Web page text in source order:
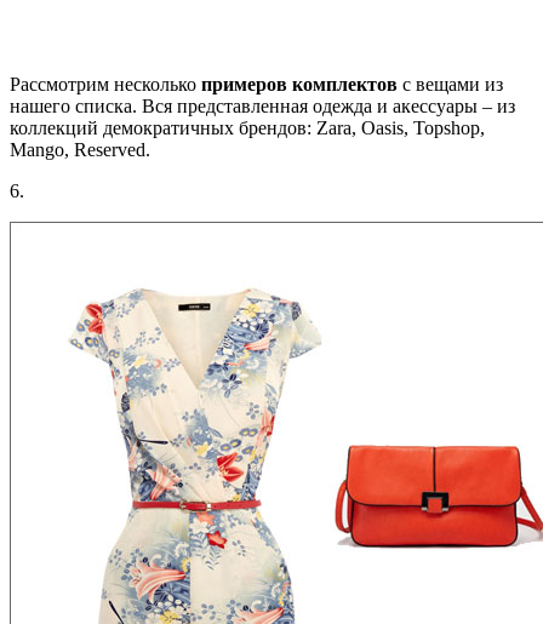
Рассмотрим несколько примеров комплектов с вещами из
нашего списка. Вся представленная одежда и акессуары – из
коллекций демократичных брендов: Zara, Oasis, Topshop,
Mango, Reserved.
6.